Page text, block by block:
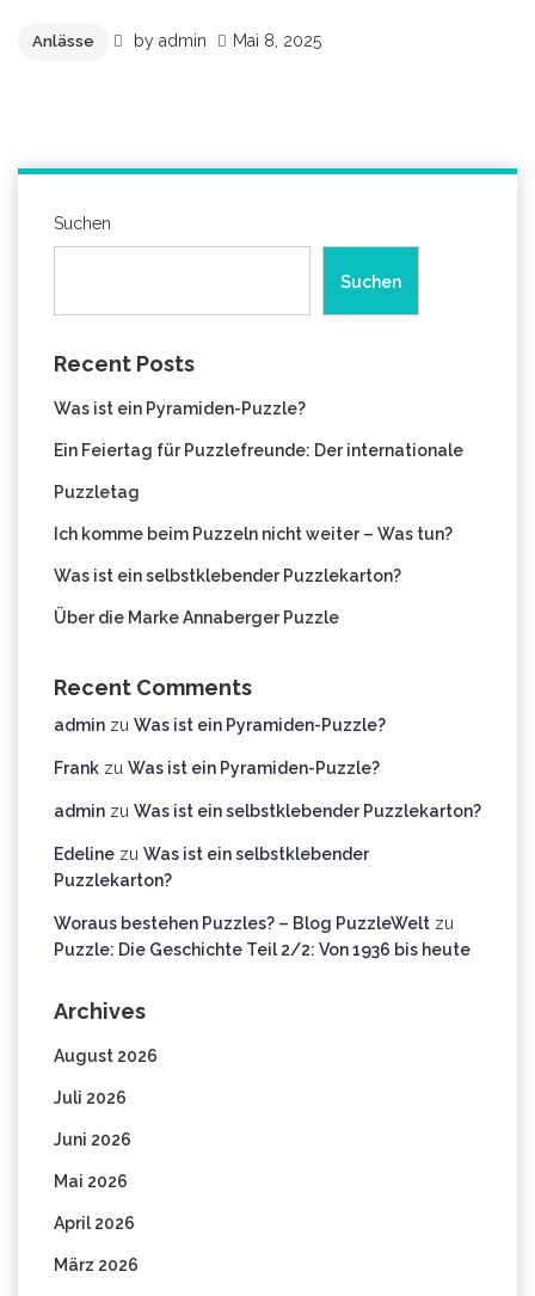
Anlässe by admin Mai 8, 2025
Suchen
Suchen
Recent Posts
Was ist ein Pyramiden-Puzzle?
Ein Feiertag für Puzzlefreunde: Der internationale
Puzzletag
Ich komme beim Puzzeln nicht weiter – Was tun?
Was ist ein selbstklebender Puzzlekarton?
Über die Marke Annaberger Puzzle
Recent Comments
admin zu Was ist ein Pyramiden-Puzzle?
Frank zu Was ist ein Pyramiden-Puzzle?
admin zu Was ist ein selbstklebender Puzzlekarton?
Edeline zu Was ist ein selbstklebender
Puzzlekarton?
Woraus bestehen Puzzles? – Blog PuzzleWelt zu
Puzzle: Die Geschichte Teil 2/2: Von 1936 bis heute
Archives
August 2026
Juli 2026
Juni 2026
Mai 2026
April 2026
März 2026